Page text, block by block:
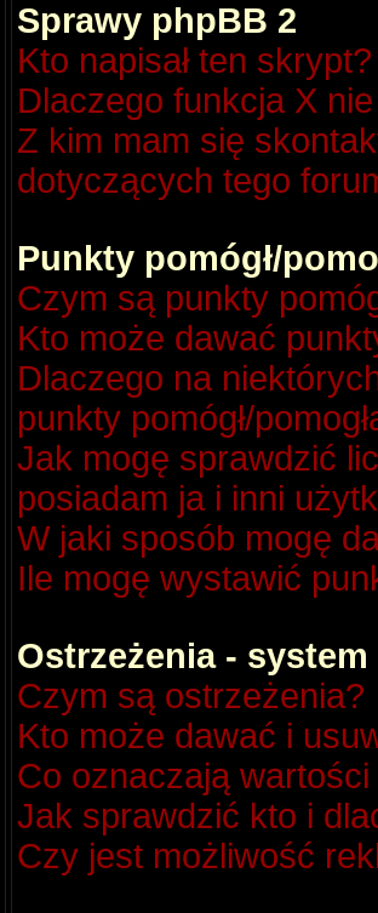
Sprawy phpBB 2
Kto napisał ten skrypt?
Dlaczego funkcja X
Z kim mam się
dotyczących tego
Punkty pomógł/
Czym są punkty
Kto może dawać
Dlaczego na
punkty pomógł/
Jak mogę sprawdzić
posiadam ja i inni
W jaki sposób mogę
Ile mogę wystawić
Ostrzeżenia -
Czym są ostrzeżenia?
Kto może dawać i
Co oznaczają
Jak sprawdzić kto i
Czy jest możliwość